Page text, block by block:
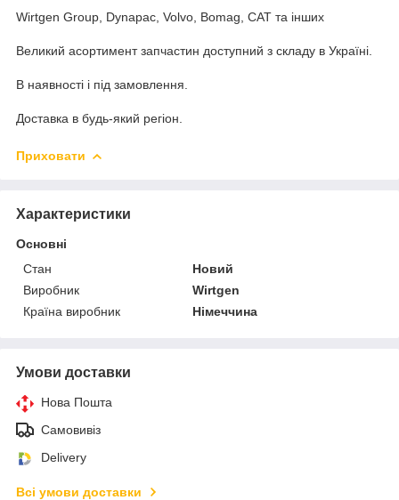
Wirtgen Group, Dynapac, Volvo, Bomag, CAT та інших
Великий асортимент запчастин доступний з складу в Україні.
В наявності і під замовлення.
Доставка в будь-який регіон.
Приховати
Характеристики
Основні
Стан
Новий
Виробник
Wirtgen
Країна виробник
Німеччина
Умови доставки
Нова Пошта
Самовивіз
Delivery
Всі умови доставки